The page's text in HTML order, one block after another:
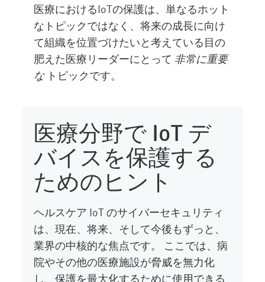
医療におけるIoTの保護は、単なるホット
なトピックではなく、将来の成長に向け
て組織を位置づけたいと考えている目の
肥えた医療リーダーにとって 非常に重要
なトピックです。
医療分野で IoT デ
バイスを保護する
ためのヒント
ヘルスケア IoT のサイバーセキュリティ
は、現在、将来、そして今後もずっと、
業界の中核的な焦点です。 ここでは、病
院やその他の医療施設が脅威を無力化
し、保護を最大化するために使用できる